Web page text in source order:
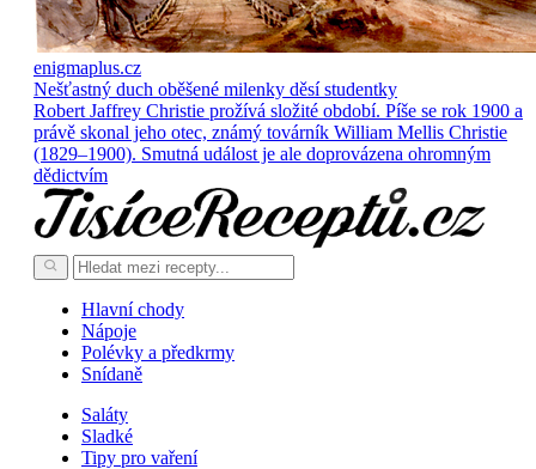
enigmaplus.cz
Nešťastný duch oběšené milenky děsí studentky
Robert Jaffrey Christie prožívá složité období. Píše se rok 1900 a
právě skonal jeho otec, známý továrník William Mellis Christie
(1829–1900). Smutná událost je ale doprovázena ohromným
dědictvím
Hlavní chody
Nápoje
Polévky a předkrmy
Snídaně
Saláty
Sladké
Tipy pro vaření